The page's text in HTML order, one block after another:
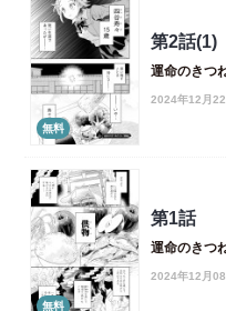
無料
第2話(1)
運命のきつ
2024年12月
無料
第1話
運命のきつ
2024年12月